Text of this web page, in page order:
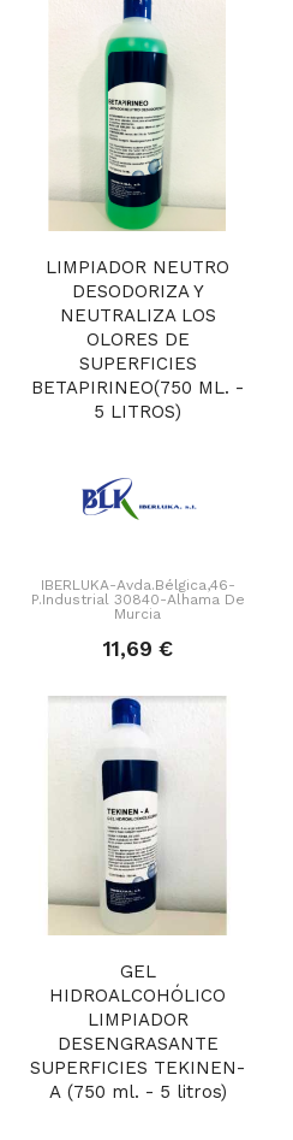
LIMPIADOR NEUTRO
DESODORIZA Y
NEUTRALIZA LOS
OLORES DE
SUPERFICIES
BETAPIRINEO(750 ML. -
5 LITROS)
IBERLUKA-Avda.Bélgica,46-
P.Industrial 30840-Alhama De
Murcia
11,69 €
GEL
HIDROALCOHÓLICO
LIMPIADOR
DESENGRASANTE
SUPERFICIES TEKINEN-
A (750 ml. - 5 litros)